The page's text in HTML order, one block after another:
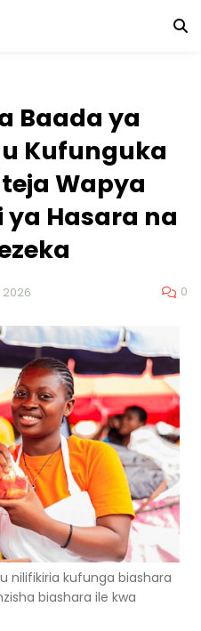
Baada ya
Kufunguka
Wapya
ya Hasara na
0
nilifikiria kufunga biashara
biashara ile kwa